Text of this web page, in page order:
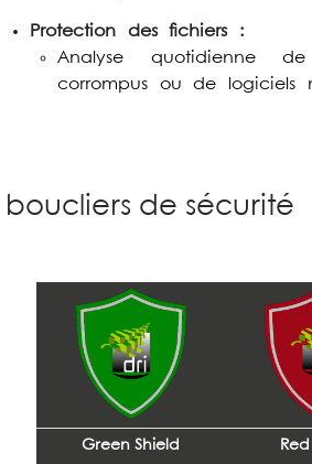
Protection des fichiers :
Analyse quotidienne
corrompus ou de logiciels
boucliers de sécurité
Green Shield